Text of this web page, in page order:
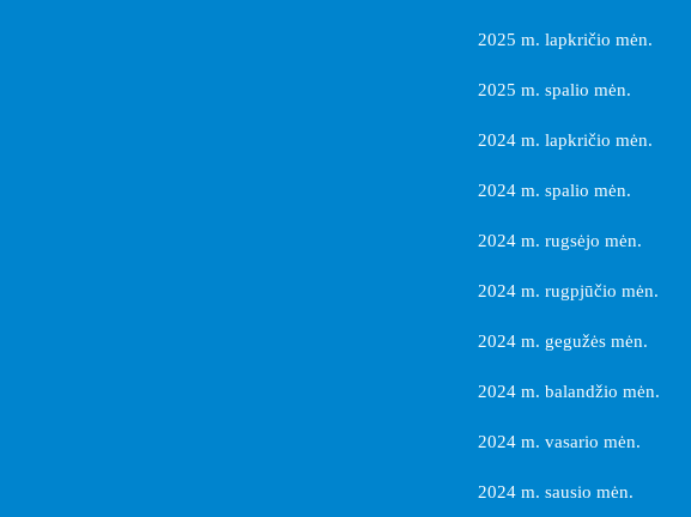
2025 m. lapkričio mėn.
2025 m. spalio mėn.
2024 m. lapkričio mėn.
2024 m. spalio mėn.
2024 m. rugsėjo mėn.
2024 m. rugpjūčio mėn.
2024 m. gegužės mėn.
2024 m. balandžio mėn.
2024 m. vasario mėn.
2024 m. sausio mėn.